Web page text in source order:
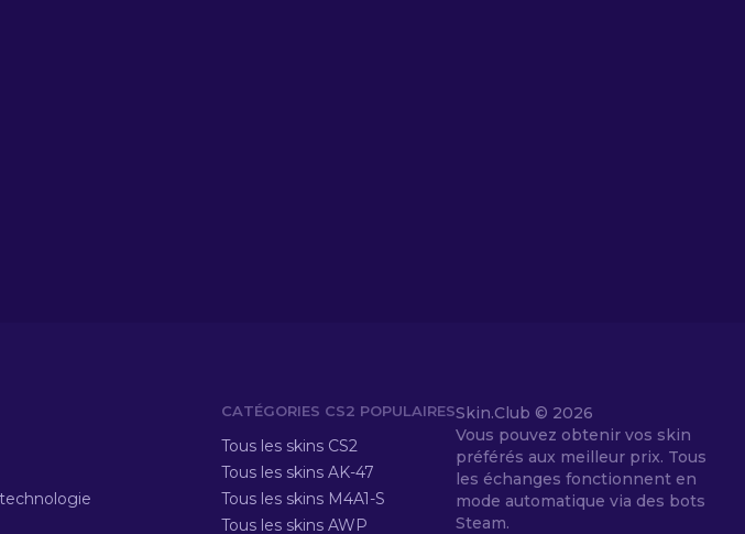
CATÉGORIES CS2 POPULAIRES
Tous les skins CS2
Tous les skins AK-47
Tous les skins M4A1-S
Tous les skins AWP
Skin.Club © 2026
Vous pouvez obtenir vos skin
préférés aux meilleur prix. Tous
les échanges fonctionnent en
mode automatique via des bots
Steam.